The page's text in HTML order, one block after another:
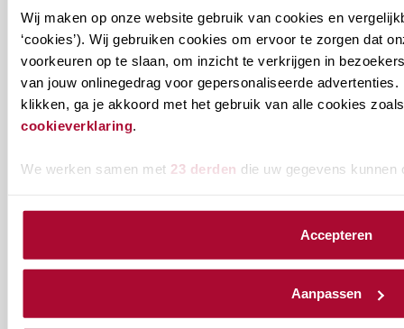
Wij maken op onze website gebruik van cookies en
‘cookies’). Wij gebruiken cookies om ervoor te zorgen dat
voorkeuren op te slaan, om inzicht te verkrijgen in
van jouw onlinegedrag voor gepersonaliseerde advertenties.
klikken, ga je akkoord met het gebruik van alle cookies
cookieverklaring.
We werken samen met 23 derden die uw gegevens kunnen
Accepteren
Aanpassen
PE-punten Fiscaal
8
PE-punten Algemeen
0
Module
1 2 3
Ontvang informatie over de
vereniging en/of ons